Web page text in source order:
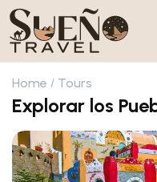
Home Tours
Explorar los